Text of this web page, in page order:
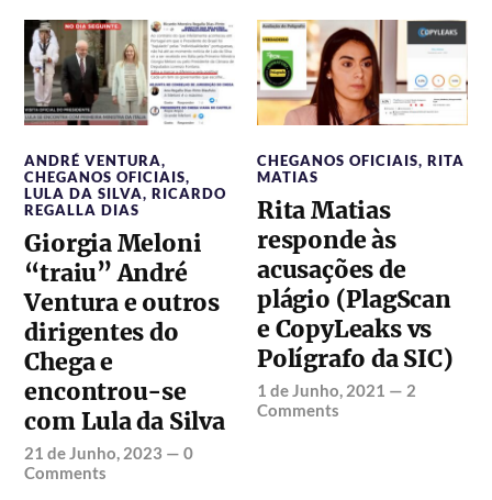
ANDRÉ VENTURA,
CHEGANOS OFICIAIS,
LULA DA SILVA,RICARDO
REGALLA DIAS
Giorgia Meloni
“traiu” André
Ventura e outros
dirigentes do
Chega e
encontrou-se
com Lula da Silva
21 de Junho, 2023 —0
Comments
CHEGANOS OFICIAIS,RITA
MATIAS
Rita Matias
responde às
acusações de
plágio (PlagScan
e CopyLeaks vs
Polígrafo da SIC)
1 de Junho, 2021 — 2
Comments